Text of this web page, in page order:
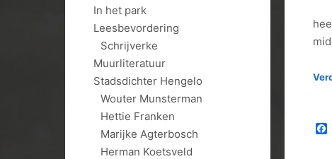
In het park
Leesbevordering
Schrijverke
Muurliteratuur
Stadsdichter Hengelo
Wouter Munsterman
Hettie Franken
Marijke Agterbosch
Herman Koetsveld